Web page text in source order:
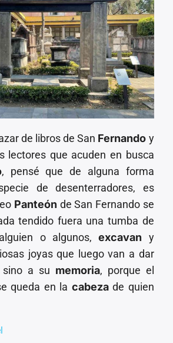
de libros de San Fernando y
lectores que acuden en busca
, pensé que de alguna forma
de desenterradores, es
Panteón de San Fernando se
tendido fuera una tumba de
o algunos,excavan y
joyas que luego van a dar
a su memoria, porque el
queda en la cabezade quien